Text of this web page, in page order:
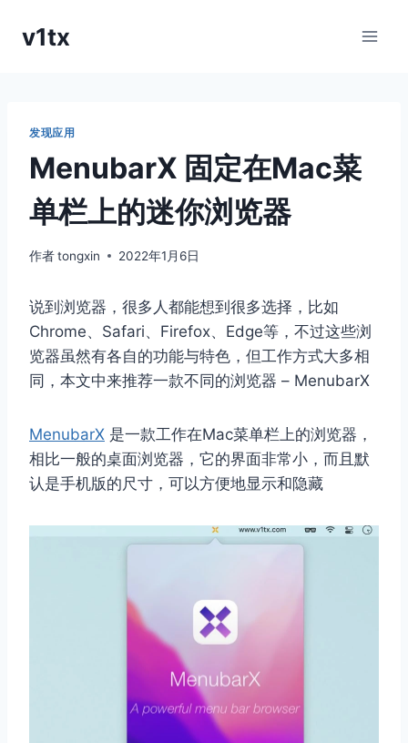
v1tx
发现应用
MenubarX 固定在Mac菜
单栏上的迷你浏览器
作者tongxin 2022年1月6日
说到浏览器，很多人都能想到很多选择，比如
Chrome、Safari、Firefox、Edge等，不过这些浏
览器虽然有各自的功能与特色，但工作方式大多相
同，本文中来推荐一款不同的浏览器 – MenubarX
MenubarX 是一款工作在Mac菜单栏上的浏览器，
相比一般的桌面浏览器，它的界面非常小，而且默
认是手机版的尺寸，可以方便地显示和隐藏